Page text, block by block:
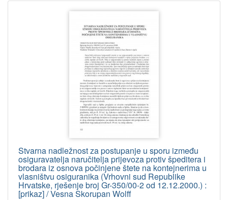
Stvarna nadležnost za postupanje u sporu između
osiguravatelja naručitelja prijevoza protiv špeditera i
brodara iz osnova počinjene štete na kontejnerima u
vlasništvu osiguranika (Vrhovni sud Republike
Hrvatske, rješenje broj Gr-350/00-2 od 12.12.2000.) :
[prikaz] / Vesna Skorupan Wolff